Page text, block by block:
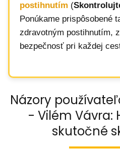
postihnutím (
Ponúkame prispôsobené
zdravotným postihnutím,
bezpečnosť pri každej
Názory
- Vilém Vávra:
skutočné